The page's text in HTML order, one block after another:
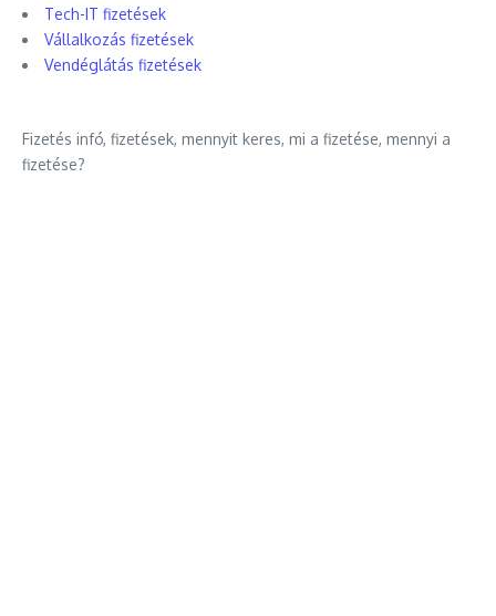
Tech-IT fizetések
Vállalkozás fizetések
Vendéglátás fizetések
Fizetés infó, fizetések, mennyit keres, mi a fizetése, mennyi a
fizetése?